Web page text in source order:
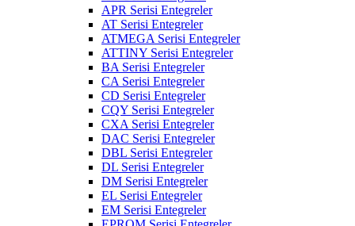
APR Serisi Entegreler
AT Serisi Entegreler
ATMEGA Serisi Entegreler
ATTINY Serisi Entegreler
BA Serisi Entegreler
CA Serisi Entegreler
CD Serisi Entegreler
CQY Serisi Entegreler
CXA Serisi Entegreler
DAC Serisi Entegreler
DBL Serisi Entegreler
DL Serisi Entegreler
DM Serisi Entegreler
EL Serisi Entegreler
EM Serisi Entegreler